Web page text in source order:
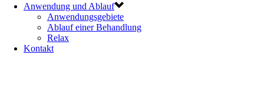
Anwen­dung und Ablauf
Anwen­dungs­ge­bie­te
Ablauf einer Behandlung
Relax
Kon­takt